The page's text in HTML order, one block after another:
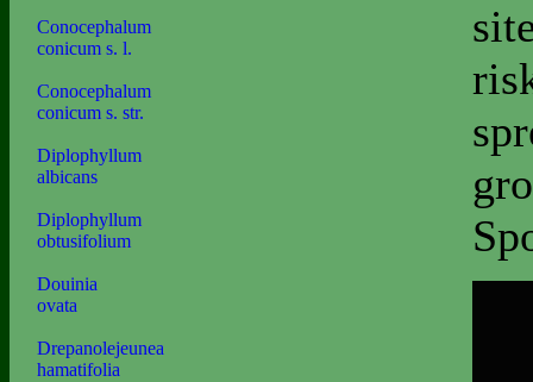
Conocephalum
conicum s. l.
Conocephalum
conicum s. str.
Diplophyllum
albicans
Diplophyllum
obtusifolium
Douinia
ovata
Drepanolejeunea
hamatifolia